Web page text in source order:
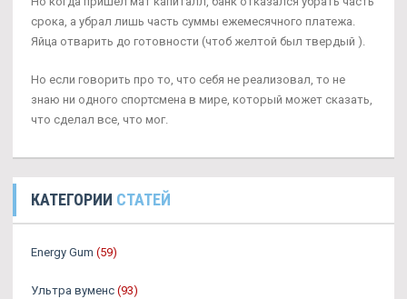
срока, а убрал лишь часть суммы ежемесячного платежа.
Яйца отварить до готовности (чтоб желтой был твердый ).
Но если говорить про то, что себя не реализовал, то не
знаю ни одного спортсмена в мире, который может сказать,
что сделал все, что мог.
КАТЕГОРИИ СТАТЕЙ
Energy Gum (59)
Ультра вуменс (93)